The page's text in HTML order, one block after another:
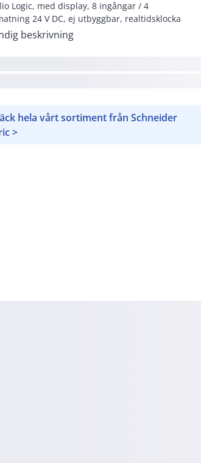
Logic, med display, 8 ingångar / 4
24 V DC, ej utbyggbar, realtidsklocka
beskrivning
hela vårt sortiment från Schneider
>